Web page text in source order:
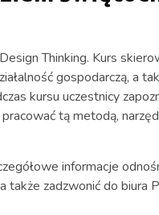
Thinking. Kurs
gospodarczą, a
kursu uczestnicy
tą metodą,
informacje
także zadzwonić do